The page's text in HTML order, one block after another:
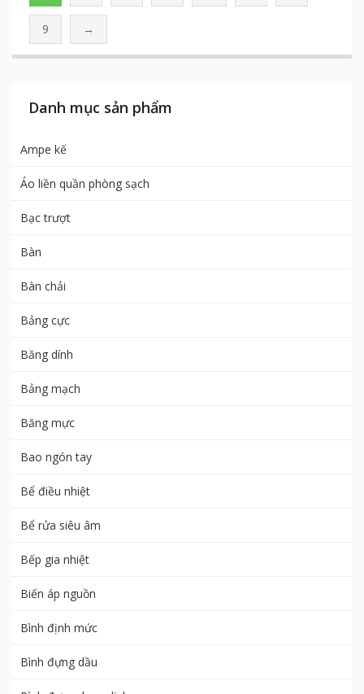
Danh mục sản phẩm
Ampe kế
Áo liền quần phòng sạch
Bạc trượt
Bàn
Bàn chải
Bảng cực
Băng dính
Bảng mạch
Băng mực
Bao ngón tay
Bể điều nhiệt
Bể rửa siêu âm
Bếp gia nhiệt
Biến áp nguồn
Bình định mức
Bình đựng dầu
9 →